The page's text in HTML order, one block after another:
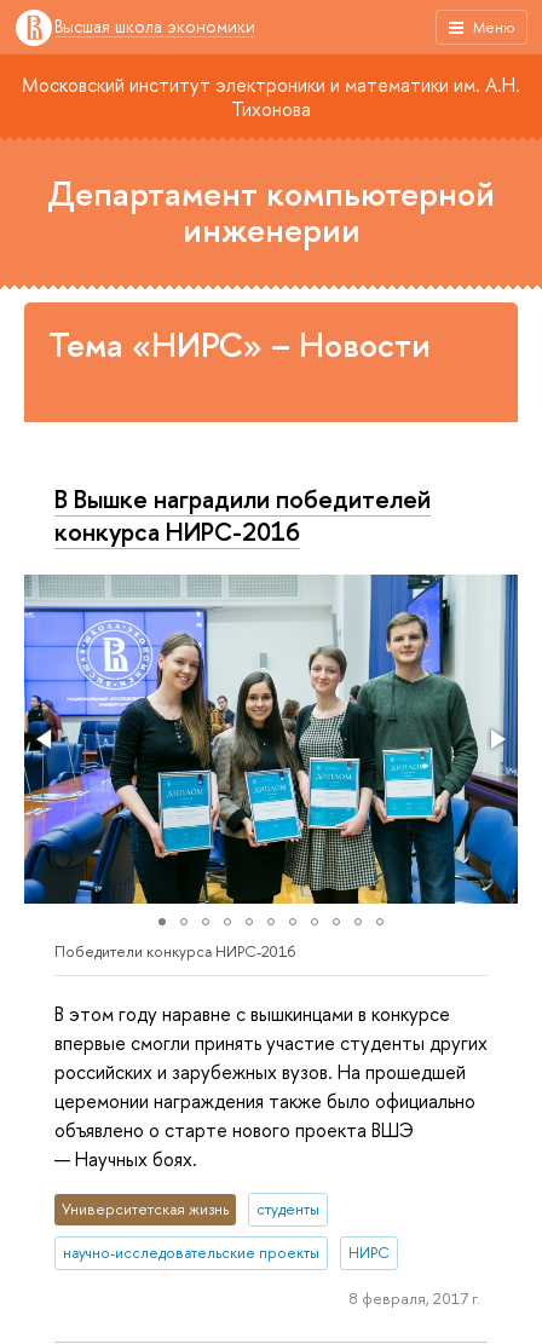
Меню
Высшая школа экономики
Московский институт электроники и математики им. А.Н.
Тихонова
Департамент компьютерной
инженерии
Тема «НИРС» – Новости
В Вышке наградили победителей
конкурса НИРС-2016
Победители конкурса НИРС-2016
В этом году наравне с вышкинцами в конкурсе
впервые смогли принять участие студенты других
российских и зарубежных вузов. На прошедшей
церемонии награждения также было официально
объявлено о старте нового проекта ВШЭ
— Научных боях.
Университетская жизнь студенты
научно-исследовательские проекты НИРС
8 февраля, 2017 г.